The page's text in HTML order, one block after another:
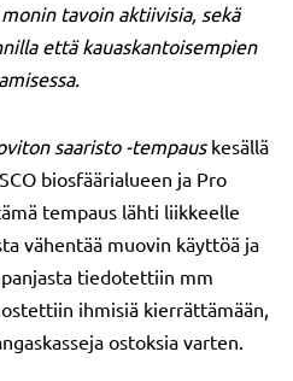
tavoin aktiivisia, sekä
että kauaskantoisempien
saaristo -tempauskesällä
biosfäärialueen ja Pro
tempaus lähti liikkeelle
vähentää muovin käyttöä ja
tiedotettiin mm
ihmisiä kierrättämään,
ostoksia varten.